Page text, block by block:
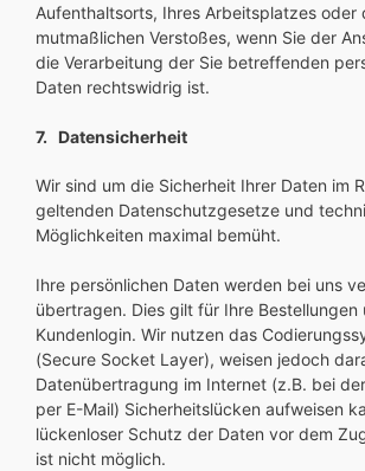
Aufenthaltsorts, Ihres Arbeitsplatzes oder
mutmaßlichen Verstoßes, wenn Sie der
die Verarbeitung der Sie betreffenden
Daten rechtswidrig ist.
7. Datensicherheit
Wir sind um die Sicherheit Ihrer Daten im
geltenden Datenschutzgesetze und
Möglichkeiten maximal bemüht.
Ihre persönlichen Daten werden bei uns
übertragen. Dies gilt für Ihre
Kundenlogin. Wir nutzen das
(Secure Socket Layer), weisen jedoch
Datenübertragung im Internet (z.B. bei
per E-Mail) Sicherheitslücken aufweisen
lückenloser Schutz der Daten vor dem
ist nicht möglich.